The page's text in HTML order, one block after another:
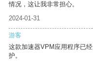
情况，这让我非常担心。
2024-01-31
游客
这款加速器VPM应用程序已
护。